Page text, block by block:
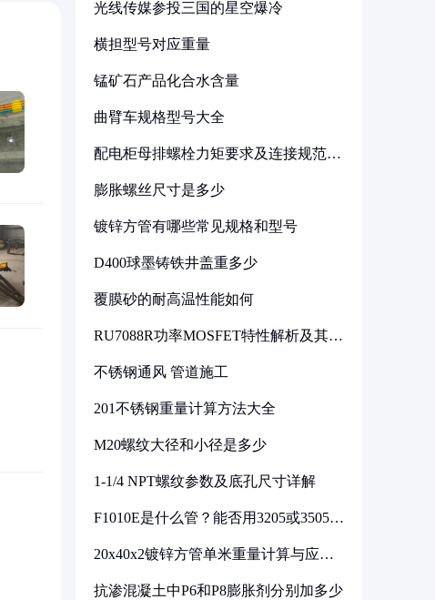
光线传媒参投三国的星空爆冷
横担型号对应重量
锰矿石产品化合水含量
曲臂车规格型号大全
配电柜母排螺栓力矩要求及连接规范详
膨胀螺丝尺寸是多少
镀锌方管有哪些常见规格和型号
D400球墨铸铁井盖重多少
覆膜砂的耐高温性能如何
RU7088R功率MOSFET特性解析及其在
不锈钢通风 管道施工
201不锈钢重量计算方法大全
M20螺纹大径和小径是多少
1-1/4 NPT螺纹参数及底孔尺寸详解
F1010E是什么管？能否用3205或3505代
20x40x2镀锌方管单米重量计算与应用
抗渗混凝土中P6和P8膨胀剂分别加多少